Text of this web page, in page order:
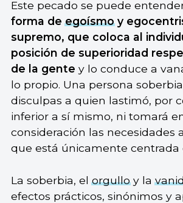
Este pecado se puede
forma deegoísmoy
supremo, que coloca al
posición de superioridad
de la gente y lo conduce a
lo propio. Una persona
disculpas a quien lastimó, por
inferior a sí mismo, ni tomará
consideración las necesidades
que está únicamente centrada
La soberbia, elorgulloy la
efectos prácticos, sinónimos y